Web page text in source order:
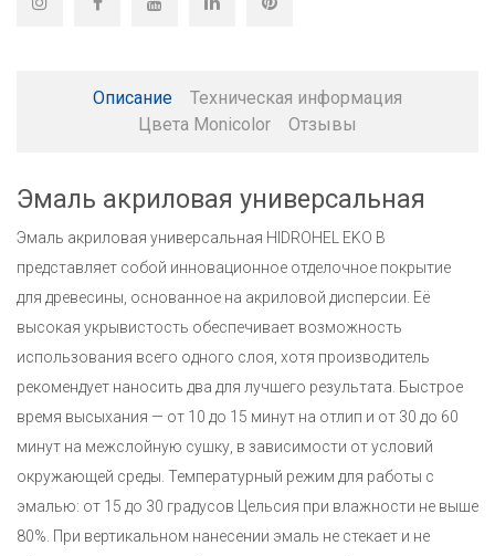
Описание
Техническая информация
Цвета Monicolor
Отзывы
Эмаль акриловая универсальная
Эмаль акриловая универсальная HIDROHEL EKO B
представляет собой инновационное отделочное покрытие
для древесины, основанное на акриловой дисперсии. Её
высокая укрывистость обеспечивает возможность
использования всего одного слоя, хотя производитель
рекомендует наносить два для лучшего результата. Быстрое
время высыхания — от 10 до 15 минут на отлип и от 30 до 60
минут на межслойную сушку, в зависимости от условий
окружающей среды. Температурный режим для работы с
эмалью: от 15 до 30 градусов Цельсия при влажности не выше
80%. При вертикальном нанесении эмаль не стекает и не